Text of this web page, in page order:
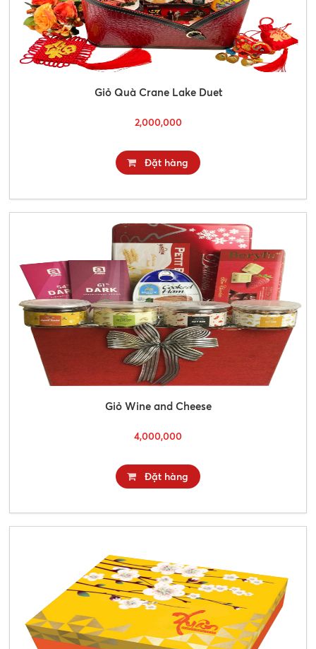
Giỏ Quà Crane Lake Duet
2,000,000
Đặt hàng
Giỏ Wine and Cheese
4,000,000
Đặt hàng